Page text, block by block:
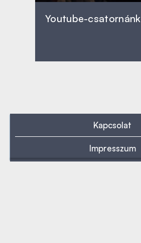
Youtube-csatornánk
Kapcsolat
Impresszum